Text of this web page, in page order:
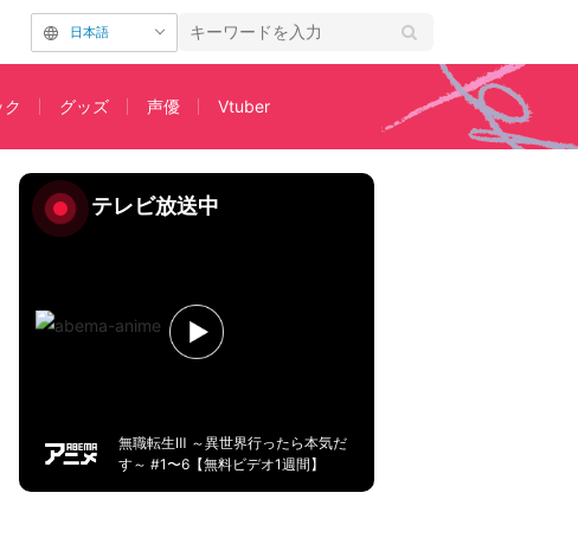
日本語
ク グッズ 声優 Vtuber
らすじ＆先行カット公開
テレビ放送中
無職転生Ⅲ ～異世界行ったら本気だ
す～ #1〜6【無料ビデオ1週間】